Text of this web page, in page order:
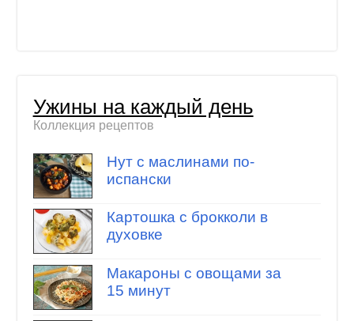
Ужины на каждый день
Коллекция рецептов
Нут с маслинами по-
испански
Картошка с брокколи в
духовке
Макароны с овощами за
15 минут